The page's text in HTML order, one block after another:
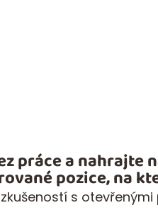
práce a nahrajte
pozice, na
s